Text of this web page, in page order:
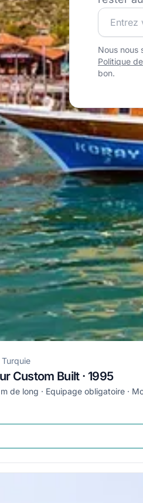
Custom Built · 1995
de long Equipage obligatoire
Nous nous
Politique
bon.